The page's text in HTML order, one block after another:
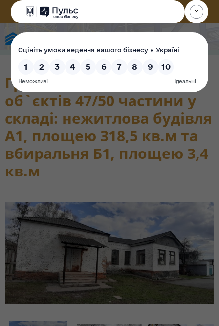
Група інвентарних
об`єктів 47/50 частини у
складі: нежитлова будівля
А1, площею 318,5 кв.м та
вбиральня Б1, площею 3,4
кв.м